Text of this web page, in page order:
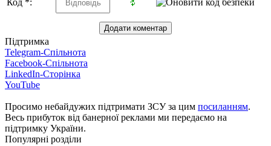
Підтримка
Telegram-Спільнота
Facebook-Спільнота
LinkedIn-Сторінка
YouTube
Просимо небайдужих підтримати ЗСУ за цим посиланням.
Весь прибуток від банерної реклами ми передаємо на
підтримку України.
Популярні розділи